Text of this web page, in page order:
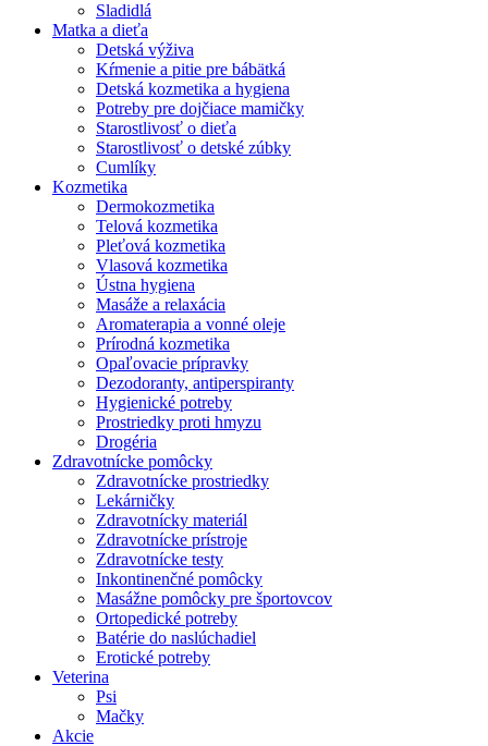
Sladidlá
Matka a dieťa
Detská výživa
Kŕmenie a pitie pre bábätká
Detská kozmetika a hygiena
Potreby pre dojčiace mamičky
Starostlivosť o dieťa
Starostlivosť o detské zúbky
Cumlíky
Kozmetika
Dermokozmetika
Telová kozmetika
Pleťová kozmetika
Vlasová kozmetika
Ústna hygiena
Masáže a relaxácia
Aromaterapia a vonné oleje
Prírodná kozmetika
Opaľovacie prípravky
Dezodoranty, antiperspiranty
Hygienické potreby
Prostriedky proti hmyzu
Drogéria
Zdravotnícke pomôcky
Zdravotnícke prostriedky
Lekárničky
Zdravotnícky materiál
Zdravotnícke prístroje
Zdravotnícke testy
Inkontinenčné pomôcky
Masážne pomôcky pre športovcov
Ortopedické potreby
Batérie do naslúchadiel
Erotické potreby
Veterina
Psi
Mačky
Akcie